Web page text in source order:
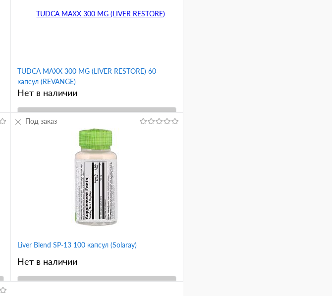
TUDCA MAXX 300 MG (LIVER RESTORE) 60
капсул (REVANGE)
Нет в наличии
Купить в 1 клик
Liver Blend SP-13 100 капсул (Solaray)
Нет в наличии
Под заказ